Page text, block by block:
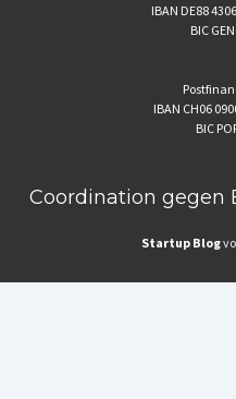
IBAN DE88
BIC
IBAN CH06
BIC
Coordination gegen
Startup Blog